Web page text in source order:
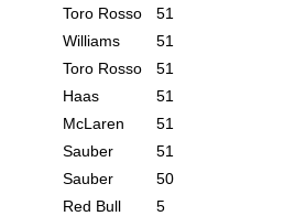
Toro Rosso
51
Williams
51
Toro Rosso
51
Haas
51
McLaren
51
Sauber
51
Sauber
50
Red Bull
5